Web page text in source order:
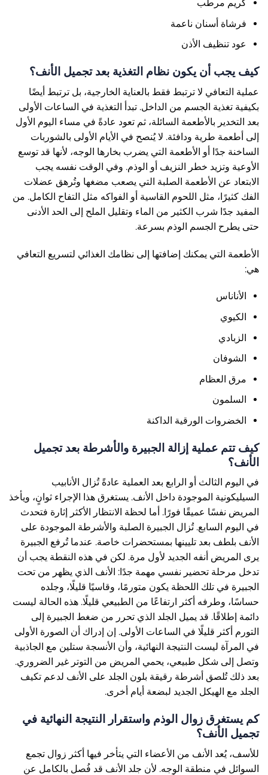
كريم مرطب
فرشاة أسنان ناعمة
عود تنظيف الأذن
كيف يجب أن يكون نظام التغذية بعد تجميل الأنف؟
عملية التعافي لا ترتبط فقط بالعناية الخارجية، بل ترتبط أيضًا
بكيفية تغذية الجسم من الداخل. تبدأ التغذية في الساعات الأولى
بعد التخدير بالأطعمة السائلة، ثم تعود عادةً في مساء اليوم الأول
إلى أطعمة طرية ودافئة. لا يُنصح في الأيام الأولى بالشوربات
الساخنة جدًا أو الأطعمة التي يضرب بخارها الوجه، لأنها قد توسع
الأوعية وتزيد خطر النزيف أو الوذم. وفي الوقت نفسه يجب
الابتعاد عن الأطعمة الصلبة التي يصعب مضغها وتُرهق عضلات
الفك كثيرًا، مثل اللحوم القاسية أو الفواكه مثل التفاح الكامل. من
المفيد جدًا شرب الكثير من الماء وتقليل الملح إلى الحد الأدنى
حتى يطرح الجسم الوذم بسرعة.
الأطعمة التي يمكنك إضافتها إلى نظامك الغذائي لتسريع التعافي
هي:
الأناناس
الكيوي
الزبادي
الشوفان
مرق العظام
السلمون
الخضروات الورقية الداكنة
كيف تتم عملية إزالة الجبيرة والأشرطة بعد تجميل
الأنف؟
في اليوم الثالث أو الرابع بعد العملية عادةً تُزال الأنابيب
السيليكونية الموجودة داخل الأنف. يستغرق هذا الإجراء ثوانٍ، ويأخذ
المريض نفسًا عميقًا فورًا. أما لحظة الانتظار الأكثر إثارة فتحدث
في اليوم السابع. تُزال الجبيرة الصلبة والأشرطة الموجودة على
الأنف بلطف بعد تليينها بمستحضرات خاصة. عندما تُرفع الجبيرة
يرى المريض أنفه الجديد لأول مرة. لكن في هذه النقطة يجب أن
تدخل مرحلة تحضير نفسي مهمة جدًا: الأنف الذي يظهر من تحت
الجبيرة في تلك اللحظة يكون متورمًا، وقاسيًا قليلًا، وجلده
حساسًا، وطرفه أكثر ارتفاعًا من الطبيعي قليلًا. هذه الحالة ليست
دائمة إطلاقًا. قد يميل الجلد الذي تحرر من ضغط الجبيرة إلى
التورم أكثر قليلًا في الساعات الأولى. إن إدراك أن الصورة الأولى
في المرآة ليست النتيجة النهائية، وأن الأنسجة ستلين مع الجاذبية
وتصل إلى شكل طبيعي، يحمي المريض من التوتر غير الضروري.
بعد ذلك تُلصق أشرطة رقيقة بلون الجلد على الأنف لدعم تكيف
الجلد مع الهيكل الجديد لبضعة أيام أخرى.
كم يستغرق زوال الوذم واستقرار النتيجة النهائية في
تجميل الأنف؟
للأسف، يُعد الأنف من الأعضاء التي يتأخر فيها أكثر زوال تجمع
السوائل في منطقة الوجه. لأن جلد الأنف قد فُصل بالكامل عن